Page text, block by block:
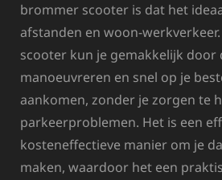
brommer scooter is dat het
afstanden en woon-
scooter kun je gemakkelijk
manoeuvreren en snel op je
aankomen, zonder je zorgen te
parkeerproblemen. Het is een
kosteneffectieve manier om je
maken, waardoor het een